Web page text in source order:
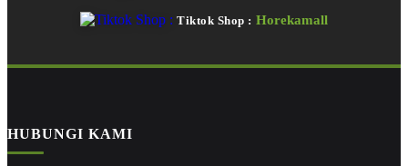
Tiktok Shop : Horekamall
HUBUNGI KAMI